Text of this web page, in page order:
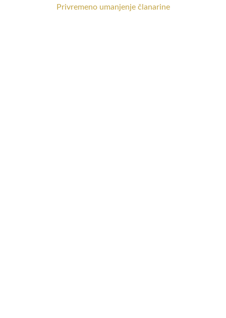
Privremeno umanjenje članarine